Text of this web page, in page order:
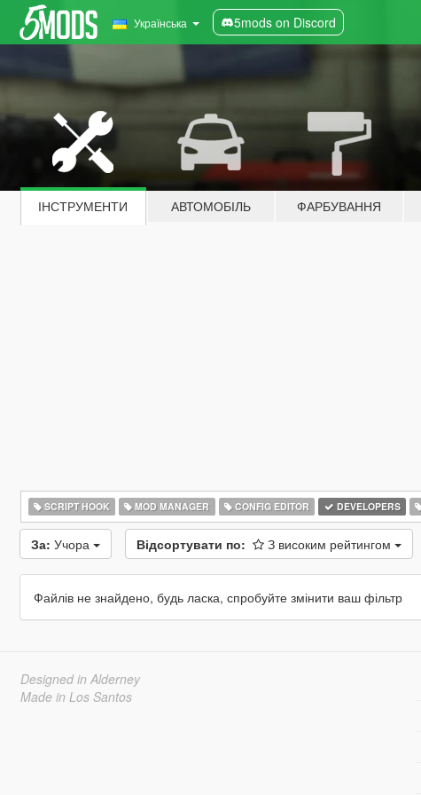
Українська 5mods on Discord
ІНСТРУМЕНТИ АВТОМОБІЛЬ ФАРБУВАННЯ
SCRIPT HOOK MOD MANAGER CONFIG EDITOR DEVELOPERS
За: Учора Відсортувати по: З високим рейтингом
Файлів не знайдено, будь ласка, спробуйте змінити ваш фільтр
Designed in Alderney
Made in Los Santos